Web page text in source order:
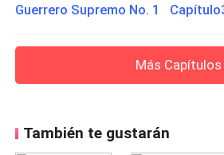
Guerrero Supremo No. 1
Más Capítulos
También te gustarán